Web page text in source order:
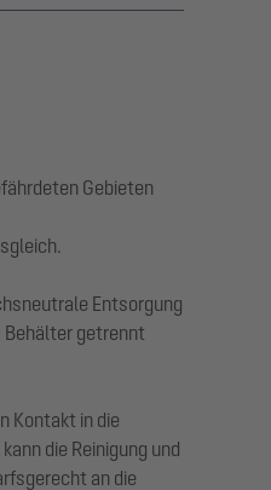
Gebieten
Entsorgung
Behälter getrennt
Kontakt in die
die Reinigung und
an die